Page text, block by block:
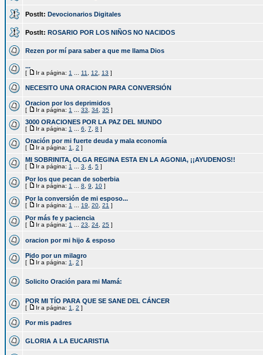
PostIt: Devocionarios Digitales
PostIt: ROSARIO POR LOS NIÑOS NO NACIDOS
Rezen por mí para saber a que me llama Dios
...
[ Ir a página: 1 11 12 13 ]
NECESITO UNA ORACION PARA CONVERSIÓN
Oracion por los deprimidos
[ Ir a página: 1 33 34 35 ]
3000 ORACIONES POR LA PAZ DEL MUNDO
[ Ir a página: 1 6 7 8 ]
Oración por mi fuerte deuda y mala economía
[ Ir a página: 1 2 ]
MI SOBRINITA, OLGA REGINA ESTA EN LA AGONIA, ¡¡AYUDENOS!!
[ Ir a página: 1 3 4 5 ]
Por los que pecan de soberbia
[ Ir a página: 1 8 9 10 ]
Por la conversión de mi esposo...
[ Ir a página: 1 19 20 21 ]
Por más fe y paciencia
[ Ir a página: 1 23 24 25 ]
oracion por mi hijo & esposo
Pido por un milagro
[ Ir a página: 1 2 ]
Solicito Oración para mi Mamá:
POR MI TÍO PARA QUE SE SANE DEL CÁNCER
[ Ir a página: 1 2 ]
Por mis padres
GLORIA A LA EUCARISTIA